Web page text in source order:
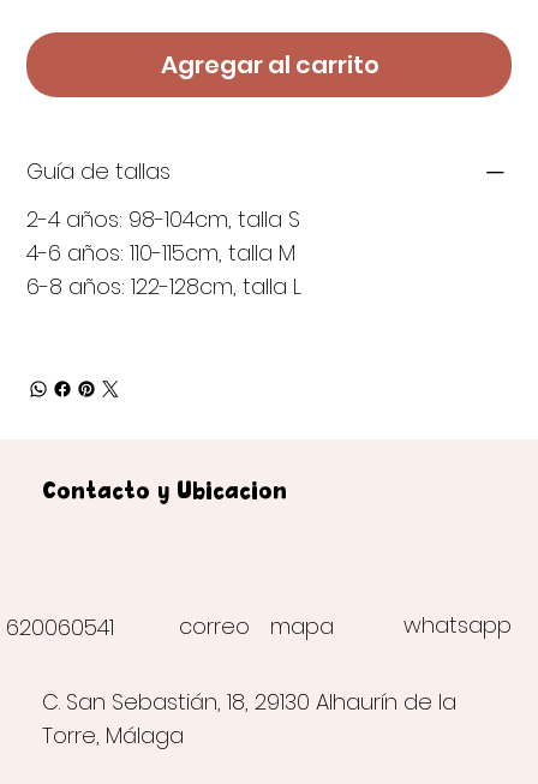
Agregar al carrito
Guía de tallas
2-4 años: 98-104cm, talla S
4-6 años: 110-115cm, talla M
6-8 años: 122-128cm, talla L
correo
Contacto y Ubicación
620060541 whatsapp
C. San Sebastián, 18, 29130 Alhaurín de la
Torre, Málaga
mapa